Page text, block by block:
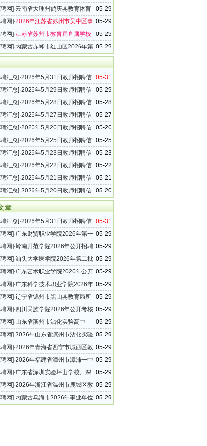
聘70名公告
05-29
网]·云南省大理州鹤庆县教育体育
招聘公告
05-29
网]·2026年江苏省苏州市吴中区事
聘145名公告
05-29
网]·江苏省苏州市教育局直属学校
制教师招聘20名公告
05-29
网]·内蒙古赤峰市红山区2026年第
公告
05-31
汇总]·2026年5月31日教师招聘信
）
05-29
汇总]·2026年5月29日教师招聘信
）
05-28
汇总]·2026年5月28日教师招聘信
）
05-27
汇总]·2026年5月27日教师招聘信
）
05-26
汇总]·2026年5月26日教师招聘信
）
05-25
汇总]·2026年5月25日教师招聘信
）
05-23
汇总]·2026年5月23日教师招聘信
）
05-22
汇总]·2026年5月22日教师招聘信
）
05-21
汇总]·2026年5月21日教师招聘信
）
05-20
汇总]·2026年5月20日教师招聘信
）
章
05-31
汇总]·2026年5月31日教师招聘信
）
05-29
网]·广东财贸职业学院2026年第一
招聘公告
05-29
网]·岭南师范学院2026年公开招聘
05-29
网]·汕头大学医学院2026年第二批
人员公告
05-29
网]·广东艺术职业学院2026年公开
师公告
05-29
网]·广东科学技术职业学院2026年
人员公告
05-29
网]·辽宁省锦州市黑山县教育局所
赴高校公开招聘工作人员（足球教练员）
05-29
网]· 四川民族学院2026年公开考核
员公告
05-29
网]·山东省滨州市沾化实验高中
聘公告
05-29
网]·2026年山东省滨州市沾化实验
招聘信息
05-29
网]·2026年青海省西宁市城西区教
05-29
网]·2026年福建省漳州市漳浦一中
浦道周中学明诚校区及附设小学遴选教师
05-29
网]·广东省深圳实验坪山学校、深
坪山学校2026年上半年教师招聘公告05-29
网]·2026年浙江省温州市鹿城区教
05-29
网]·内蒙古乌海市2026年事业单位